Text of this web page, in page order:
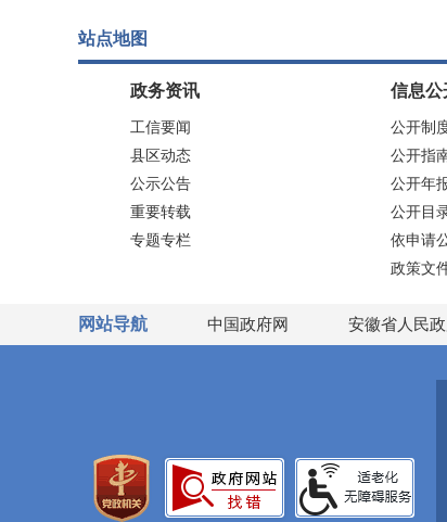
站点地图
政务资讯
工信要闻
县区动态
公示公告
重要转载
专题专栏
信息公
公开制
公开指
公开年
公开目
依申请
政策文
网站导航 中国政府网 安徽省人民